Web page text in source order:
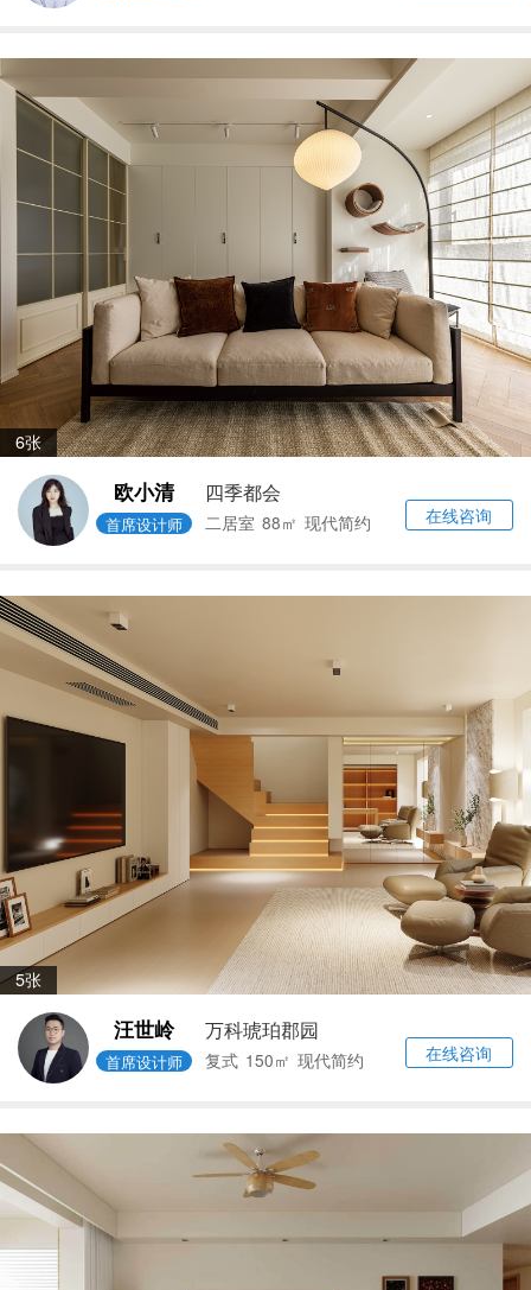
6张
欧小清
首席设计师
四季都会
二居室 88㎡ 现代简约 在线咨询
5张
汪世岭
首席设计师
万科琥珀郡园
复式 150㎡ 现代简约 在线咨询